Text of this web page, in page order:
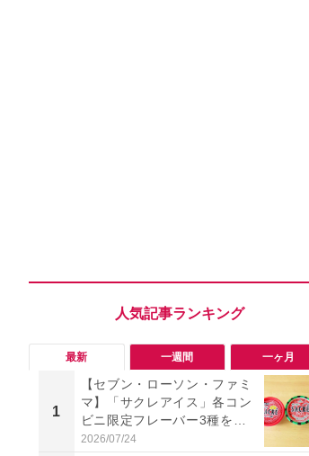
最新 一週間 一ヶ月
1
【セブン・ローソン・ファミ
マ】「サクレアイス」各コン
ビニ限定フレーバー3種を食
べ比べ！今夏買うべきは？
2026/07/24